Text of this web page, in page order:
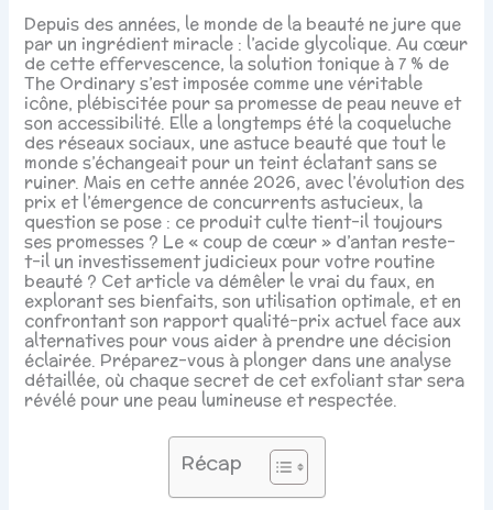
Depuis des années, le monde de la beauté ne jure que
par un ingrédient miracle : l’acide glycolique. Au cœur
de cette effervescence, la solution tonique à 7 % de
The Ordinary s’est imposée comme une véritable
icône, plébiscitée pour sa promesse de peau neuve et
son accessibilité. Elle a longtemps été la coqueluche
des réseaux sociaux, une astuce beauté que tout le
monde s’échangeait pour un teint éclatant sans se
ruiner. Mais en cette année 2026, avec l’évolution des
prix et l’émergence de concurrents astucieux, la
question se pose : ce produit culte tient-il toujours
ses promesses ? Le « coup de cœur » d’antan reste-
t-il un investissement judicieux pour votre routine
beauté ? Cet article va démêler le vrai du faux, en
explorant ses bienfaits, son utilisation optimale, et en
confrontant son rapport qualité-prix actuel face aux
alternatives pour vous aider à prendre une décision
éclairée. Préparez-vous à plonger dans une analyse
détaillée, où chaque secret de cet exfoliant star sera
révélé pour une peau lumineuse et respectée.
Récap